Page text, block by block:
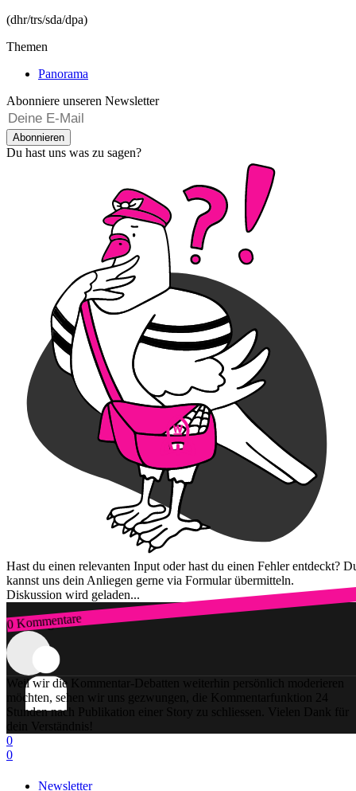
(dhr/trs/sda/dpa)
Themen
Panorama
Abonniere unseren Newsletter
Abonnieren
Du hast uns was zu sagen?
Hast du einen relevanten Input oder hast du einen Fehler entdeckt?
kannst uns dein Anliegen gerne via Formular übermitteln.
Diskussion wird geladen...
0 Kommentare
Zum Login
Weil wir die Kommentar-Debatten weiterhin persönlich moderieren
möchten, sehen wir uns gezwungen, die Kommentarfunktion 24
Stunden nach Publikation einer Story zu schliessen. Vielen Dank für
dein Verständnis!
0
0
Newsletter